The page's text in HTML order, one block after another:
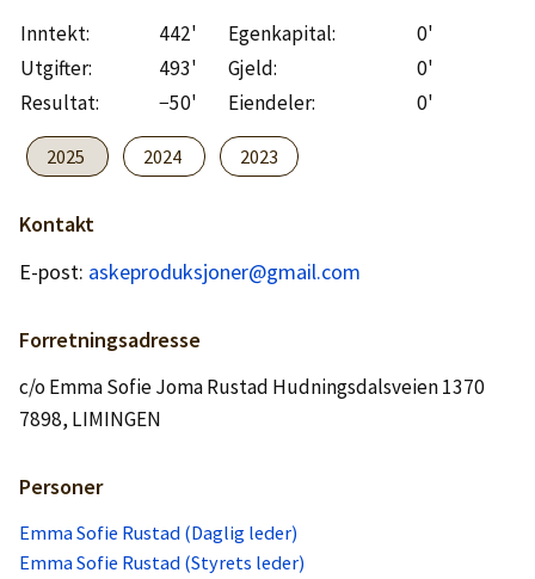
Lag konto
Inntekt: 442' Egenkapital:
0'
Utgifter:
493' Gjeld:
0'
Resultat:
−50' Eiendeler: 0'
2025 2024 2023
Kontakt
E-post: askeproduksjoner@gmail.com
Forretningsadresse
c/o Emma Sofie Joma Rustad Hudningsdalsveien 1370
7898, LIMINGEN
Personer
Emma Sofie Rustad (Daglig leder)
Emma Sofie Rustad (Styrets leder)